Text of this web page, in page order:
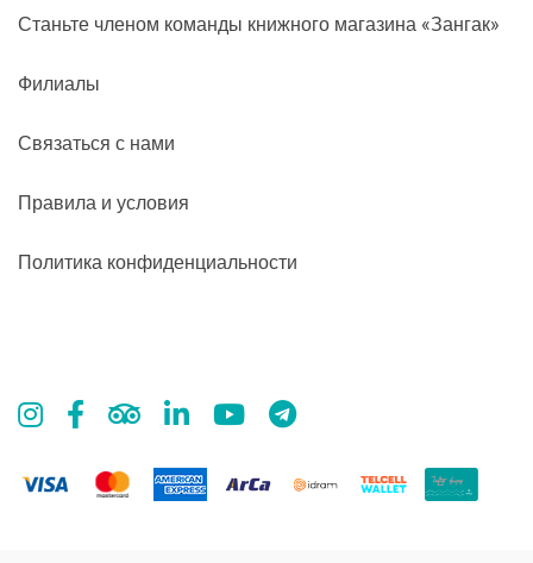
Станьте членом команды книжного магазина «Зангак»
Филиалы
Связаться с нами
Правила и условия
Политика конфиденциальности